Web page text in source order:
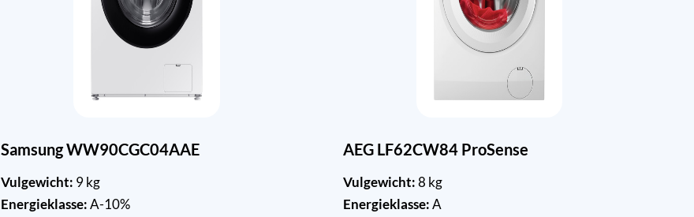
Samsung WW90CGC04AAE
Vulgewicht: 9 kg
Energieklasse:A-10%
AEG LF62CW84 ProSense
Vulgewicht:8 kg
Energieklasse:A